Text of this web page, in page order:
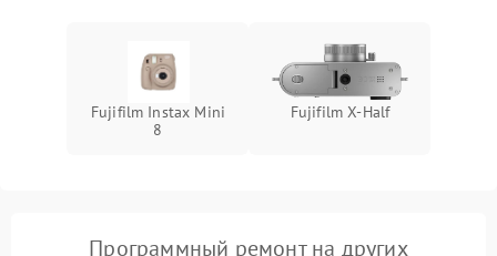
Fujifilm Instax Mini
8
Fujifilm X‑Half
Программный ремонт на других